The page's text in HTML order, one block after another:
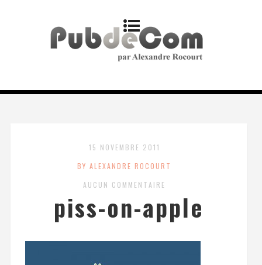
15 NOVEMBRE 2011
BY ALEXANDRE ROCOURT
AUCUN COMMENTAIRE
piss-on-apple